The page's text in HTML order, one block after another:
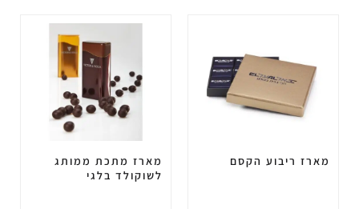
מארז ריבוע הקסם
מארז מתכת ממותג
לשוקולד בלגי